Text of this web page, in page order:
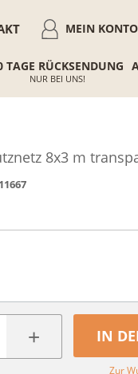
MEIN KONTO
TAGE RÜCKSENDUNG
NUR BEI UNS!
8x3 m
11667
+ IN
Zur